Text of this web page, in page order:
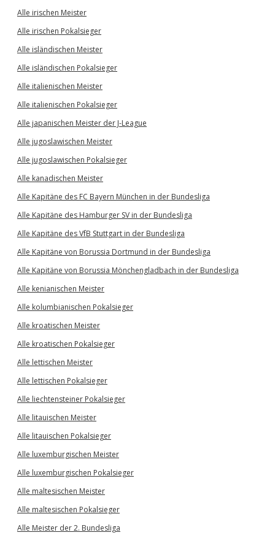
Alle irischen Meister
Alle irischen Pokalsieger
Alle isländischen Meister
Alle isländischen Pokalsieger
Alle italienischen Meister
Alle italienischen Pokalsieger
Alle japanischen Meister der J-League
Alle jugoslawischen Meister
Alle jugoslawischen Pokalsieger
Alle kanadischen Meister
Alle Kapitäne des FC Bayern München in der Bundesliga
Alle Kapitäne des Hamburger SV in der Bundesliga
Alle Kapitäne des VfB Stuttgart in der Bundesliga
Alle Kapitäne von Borussia Dortmund in der Bundesliga
Alle Kapitäne von Borussia Mönchengladbach in der Bundesliga
Alle kenianischen Meister
Alle kolumbianischen Pokalsieger
Alle kroatischen Meister
Alle kroatischen Pokalsieger
Alle lettischen Meister
Alle lettischen Pokalsieger
Alle liechtensteiner Pokalsieger
Alle litauischen Meister
Alle litauischen Pokalsieger
Alle luxemburgischen Meister
Alle luxemburgischen Pokalsieger
Alle maltesischen Meister
Alle maltesischen Pokalsieger
Alle Meister der 2. Bundesliga